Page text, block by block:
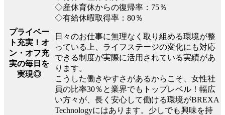
プライベー
ト充実！オ
ン・オフ充
実の毎日を
実現◎
◇産休育休からの復帰率：75％
◇有給休暇取得率：80％
日々のお仕事に無理なく取り組める環境が整
っている上、ライフステージの変化にも対応
できる制度が実際に活用されている実績があ
ります。
こうした働きやすさがあるからこそ、女性社
員の比率30％と業界でもトップレベル！幅広
い方々が、長く安心して働ける環境がBREXA
Technologyにはあります。少しでも興味を持